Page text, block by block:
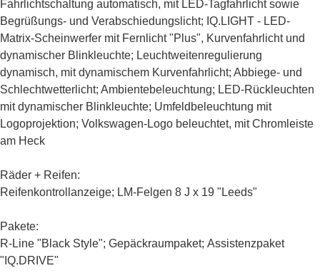
Fahrlichtschaltung automatisch, mit LED-Tagfahrlicht sowie
Begrüßungs- und Verabschiedungslicht; IQ.LIGHT - LED-
Matrix-Scheinwerfer mit Fernlicht "Plus", Kurvenfahrlicht und
dynamischer Blinkleuchte; Leuchtweitenregulierung
dynamisch, mit dynamischem Kurvenfahrlicht; Abbiege- und
Schlechtwetterlicht; Ambientebeleuchtung; LED-Rückleuchten
mit dynamischer Blinkleuchte; Umfeldbeleuchtung mit
Logoprojektion; Volkswagen-Logo beleuchtet, mit Chromleiste
am Heck
Räder + Reifen:
Reifenkontrollanzeige; LM-Felgen 8 J x 19 "Leeds"
Pakete:
R-Line "Black Style"; Gepäckraumpaket; Assistenzpaket
"IQ.DRIVE"